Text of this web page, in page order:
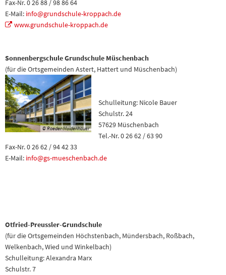
Fax-Nr. 0 26 88 / 98 86 64
E-Mail: info@grundschule-kroppach.de
www.grundschule-kroppach.de
Sonnenbergschule Grundschule Müschenbach
(für die Ortsgemeinden Astert, Hattert und Müschenbach)
© Roeder-Moldenhauer
Schulleitung: Nicole Bauer
Schulstr. 24
57629 Müschenbach
Tel.-Nr. 0 26 62 / 63 90
Fax-Nr. 0 26 62 / 94 42 33
E-Mail: info@gs-mueschenbach.de
Otfried-Preussler-Grundschule
(für die Ortsgemeinden Höchstenbach, Mündersbach, Roßbach,
Welkenbach, Wied und Winkelbach)
Schulleitung: Alexandra Marx
Schulstr. 7